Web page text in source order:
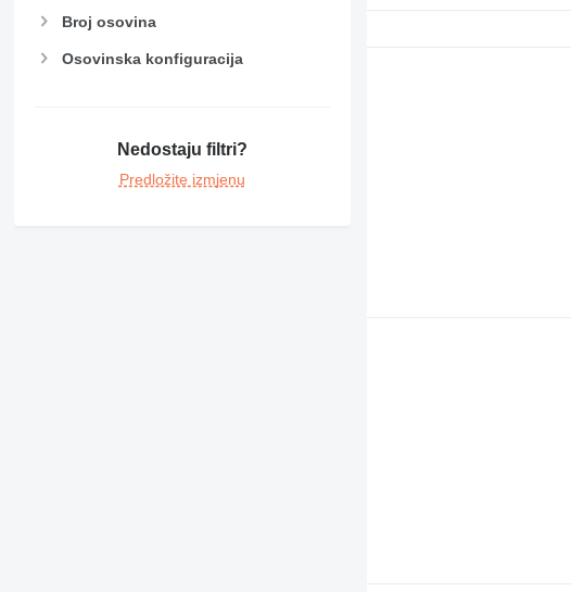
Broj osovina
Osovinska konfiguracija
Nedostaju filtri?
Predložite izmjenu